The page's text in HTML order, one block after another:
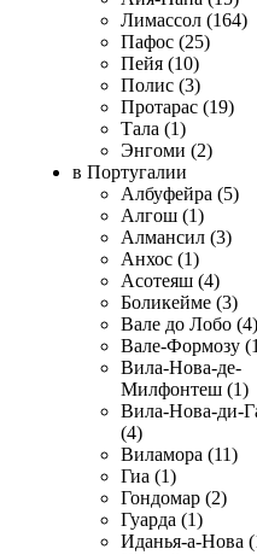
Лимассол (164)
Пафос (25)
Пейя (10)
Полис (3)
Протарас (19)
Тала (1)
Энгоми (2)
в Португалии
Албуфейра (5)
Алгош (1)
Алмансил (3)
Анхос (1)
Асотеяш (4)
Боликейме (3)
Вале до Лобо (4)
Вале-Формозу
Вила-Нова-де-
Милфонтеш (1)
Вила-Нова-ди-
(4)
Виламора (11)
Гиа (1)
Гондомар (2)
Гуарда (1)
Иданья-а-Нова